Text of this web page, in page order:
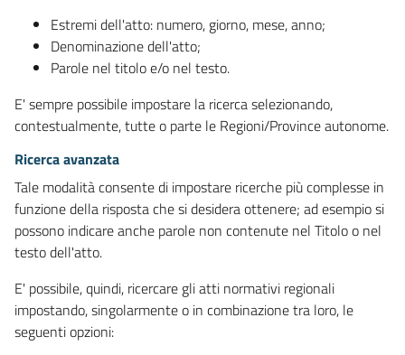
Estremi dell'atto: numero, giorno, mese, anno;
Denominazione dell'atto;
Parole nel titolo e/o nel testo.
E' sempre possibile impostare la ricerca selezionando,
contestualmente, tutte o parte le Regioni/Province autonome.
Ricerca avanzata
Tale modalità consente di impostare ricerche più complesse in
funzione della risposta che si desidera ottenere; ad esempio si
possono indicare anche parole non contenute nel Titolo o nel
testo dell'atto.
E' possibile, quindi, ricercare gli atti normativi regionali
impostando, singolarmente o in combinazione tra loro, le
seguenti opzioni: